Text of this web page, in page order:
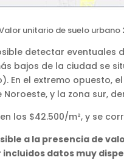
unitario de suelo
detectar eventuales
bajos de la ciudad se
el extremo opuesto,
y la zona sur,
los $42.500/m², y se
a la presencia de
datos muy